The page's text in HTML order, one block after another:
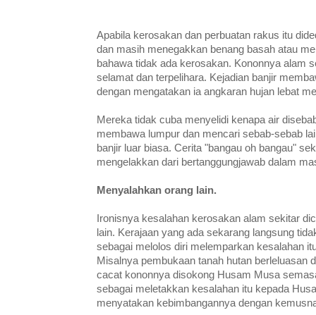
Apabila kerosakan dan perbuatan rakus itu
dan masih menegakkan benang basah atau
bahawa tidak ada kerosakan. Kononnya alam
selamat dan terpelihara. Kejadian banjir
dengan mengatakan ia angkaran hujan lebat
Mereka tidak cuba menyelidi kenapa air
membawa lumpur dan mencari sebab-sebab
banjir luar biasa. Cerita "bangau oh bangau"
mengelakkan dari bertanggungjawab dalam
Menyalahkan orang lain.
Ironisnya kesalahan kerosakan alam sekitar
lain. Kerajaan yang ada sekarang langsung
sebagai melolos diri melemparkan kesalahan
Misalnya pembukaan tanah hutan berleluasan
cacat kononnya disokong Husam Musa
sebagai meletakkan kesalahan itu kepada
menyatakan kebimbangannya dengan